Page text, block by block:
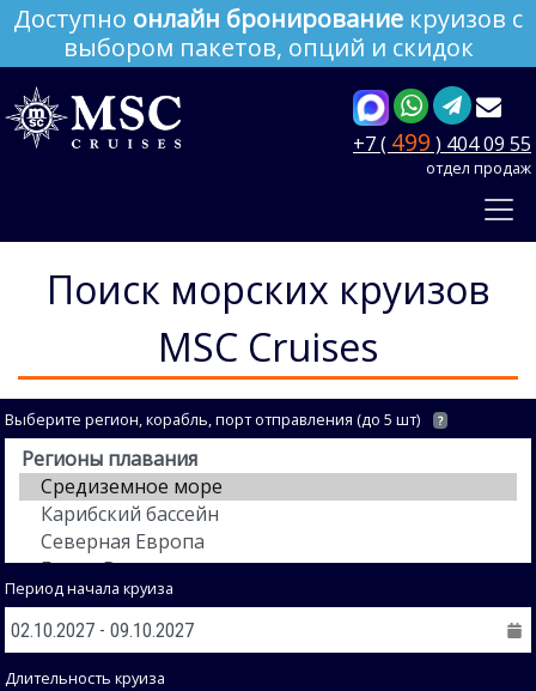
Доступно онлайн бронирование круизов с
выбором пакетов, опций и скидок
+7 ( 499 ) 404 09 55
отдел продаж
Поиск морских круизов
MSC Cruises
Выберите регион, корабль, порт отправления (до 5 шт) ?
Период начала круиза
Длительность круиза